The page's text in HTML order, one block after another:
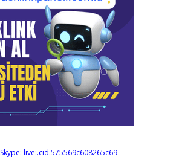
Skype: live:.cid.575569c608265c69